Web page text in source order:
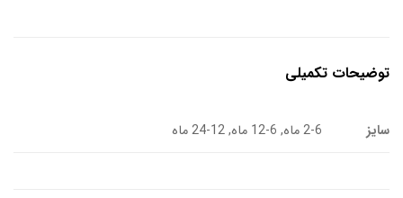
توضیحات تکمیلی
سایز 2-6 ماه, 6-12 ماه, 12-24 ماه